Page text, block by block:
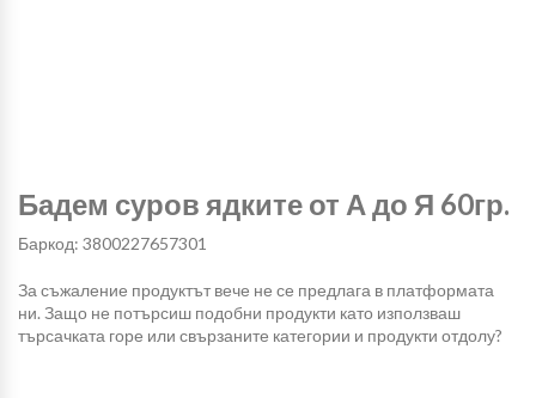
Бадем суров ядките от А до Я 60гр.
Баркод: 3800227657301
За съжаление продуктът вече не се предлага в платформата
ни. Защо не потърсиш подобни продукти като използваш
търсачката горе или свързаните категории и продукти отдолу?